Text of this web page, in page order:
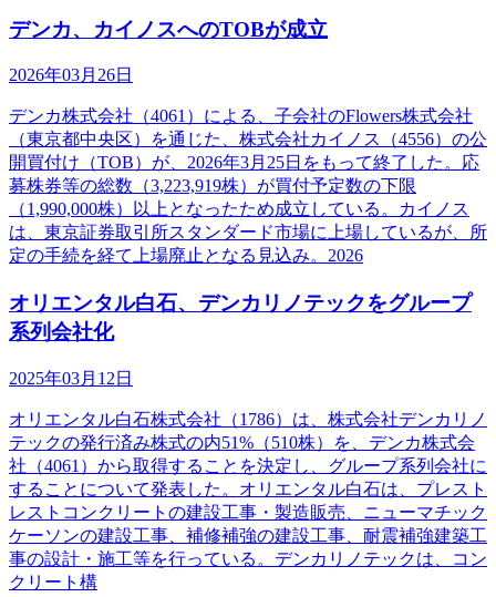
デンカ、カイノスへのTOBが成立
2026年03月26日
デンカ株式会社（4061）による、子会社のFlowers株式会社
（東京都中央区）を通じた、株式会社カイノス（4556）の公
開買付け（TOB）が、2026年3月25日をもって終了した。応
募株券等の総数（3,223,919株）が買付予定数の下限
（1,990,000株）以上となったため成立している。カイノス
は、東京証券取引所スタンダード市場に上場しているが、所
定の手続を経て上場廃止となる見込み。2026
オリエンタル白石、デンカリノテックをグループ
系列会社化
2025年03月12日
オリエンタル白石株式会社（1786）は、株式会社デンカリノ
テックの発行済み株式の内51%（510株）を、デンカ株式会
社（4061）から取得することを決定し、グループ系列会社に
することについて発表した。オリエンタル白石は、プレスト
レストコンクリートの建設工事・製造販売、ニューマチック
ケーソンの建設工事、補修補強の建設工事、耐震補強建築工
事の設計・施工等を行っている。デンカリノテックは、コン
クリート構